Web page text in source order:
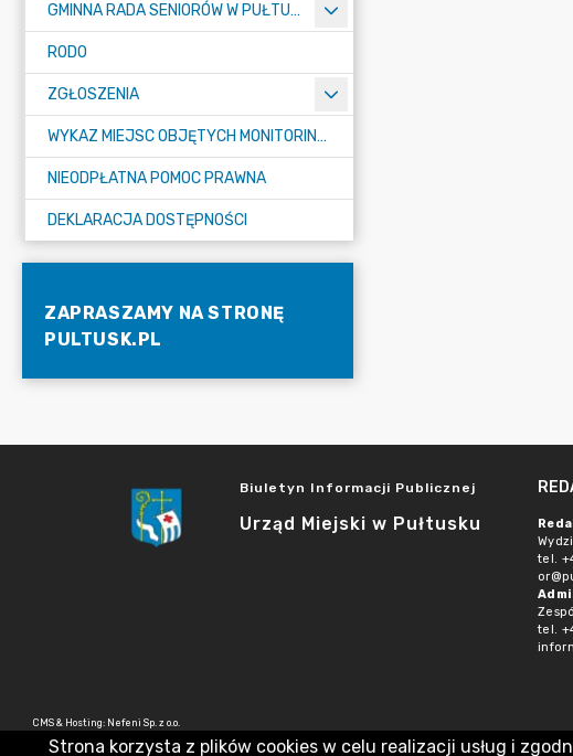
GMINNA RADA SENIORÓW W PUŁTUSKU
RODO
ZGŁOSZENIA
WYKAZ MIEJSC OBJĘTYCH MONITORINGIEM
NIEODPŁATNA POMOC PRAWNA
DEKLARACJA DOSTĘPNOŚCI
ZAPRASZAMY NA STRONĘ
PULTUSK.PL
Biuletyn Informacji Publicznej
Urząd Miejski w Pułtusku
tel.
tel.
CMS & Hosting: Nefeni Sp. z o.o.
Strona korzysta z plików cookies w celu realizacji usług i